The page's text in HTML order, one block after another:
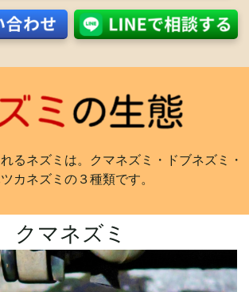
るネズミは。 クマネズミ ・ ドブネズミ
・
カネズミ の３種類です。
クマネズミ